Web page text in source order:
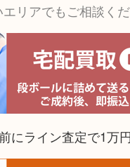
リアでもご相談く
にライン査定で1万